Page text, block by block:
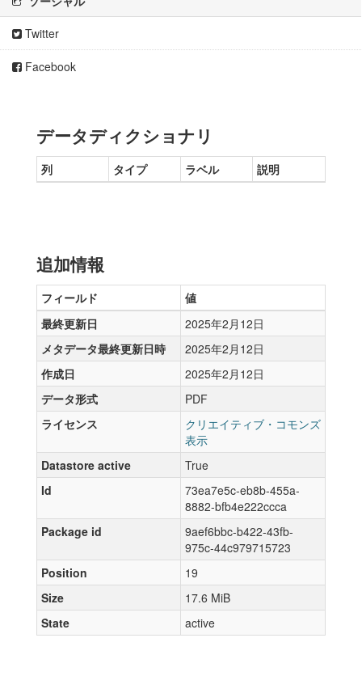
Twitter
Facebook
データディクショナリ
列 タイプ ラベル 説明
追加情報
フィールド
値
最終更新日
2025年2月12日
メタデータ最終更新日時
2025年2月12日
作成日
2025年2月12日
データ形式
PDF
ライセンス
クリエイティブ・コモンズ
表示
Datastore active
True
Id
73ea7e5c-eb8b-455a-
8882-bfb4e222ccca
Package id
9aef6bbc-b422-43fb-
975c-44c979715723
Position
19
Size
17.6 MiB
State
active